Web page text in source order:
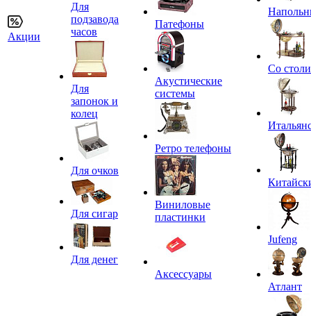
Акции
Для
подзавода
часов
Для
запонок и
колец
Для очков
Для сигар
Для денег
Патефоны
Акустические
системы
Ретро телефоны
Виниловые
пластинки
Аксессуары
Со
Jufeng
Атлант